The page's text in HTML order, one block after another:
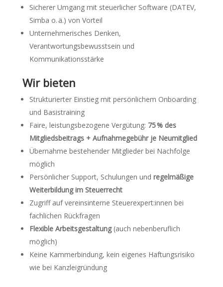
Sicherer Umgang mit steuerlicher Software (DATEV,
Simba o. ä.) von Vorteil
Unternehmerisches Denken,
Verantwortungsbewusstsein und
Kommunikationsstärke
Wir bieten
Strukturierter Einstieg mit persönlichem Onboarding
und Basistraining
Faire, leistungsbezogene Vergütung: 75 % des
Mitgliedsbeitrags + Aufnahmegebühr je Neumitglied
Übernahme bestehender Mitglieder bei Nachfolge
möglich
Persönlicher Support, Schulungen und regelmäßige
Weiterbildung im Steuerrecht
Zugriff auf vereinsinterne Steuerexpert:innen bei
fachlichen Rückfragen
Flexible Arbeitsgestaltung(auch nebenberuflich
möglich)
Keine Kammerbindung, kein eigenes Haftungsrisiko
wie bei Kanzleigründung